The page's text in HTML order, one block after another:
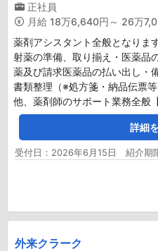
正社員
月給 18万6,640円～ 26万
薬剤アシスタント全般となりま
射薬の準備、取り揃え・医薬品
薬及び請求医薬品の払い出し・
書類整理（※処方箋・納品伝票
他、薬剤師のサポート業務全般
詳細
受付日：2026年6月15日 紹介期
外来クラーク